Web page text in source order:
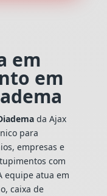
em
em
da Ajax
para
empresas e
com
equipe atua em
caixa de